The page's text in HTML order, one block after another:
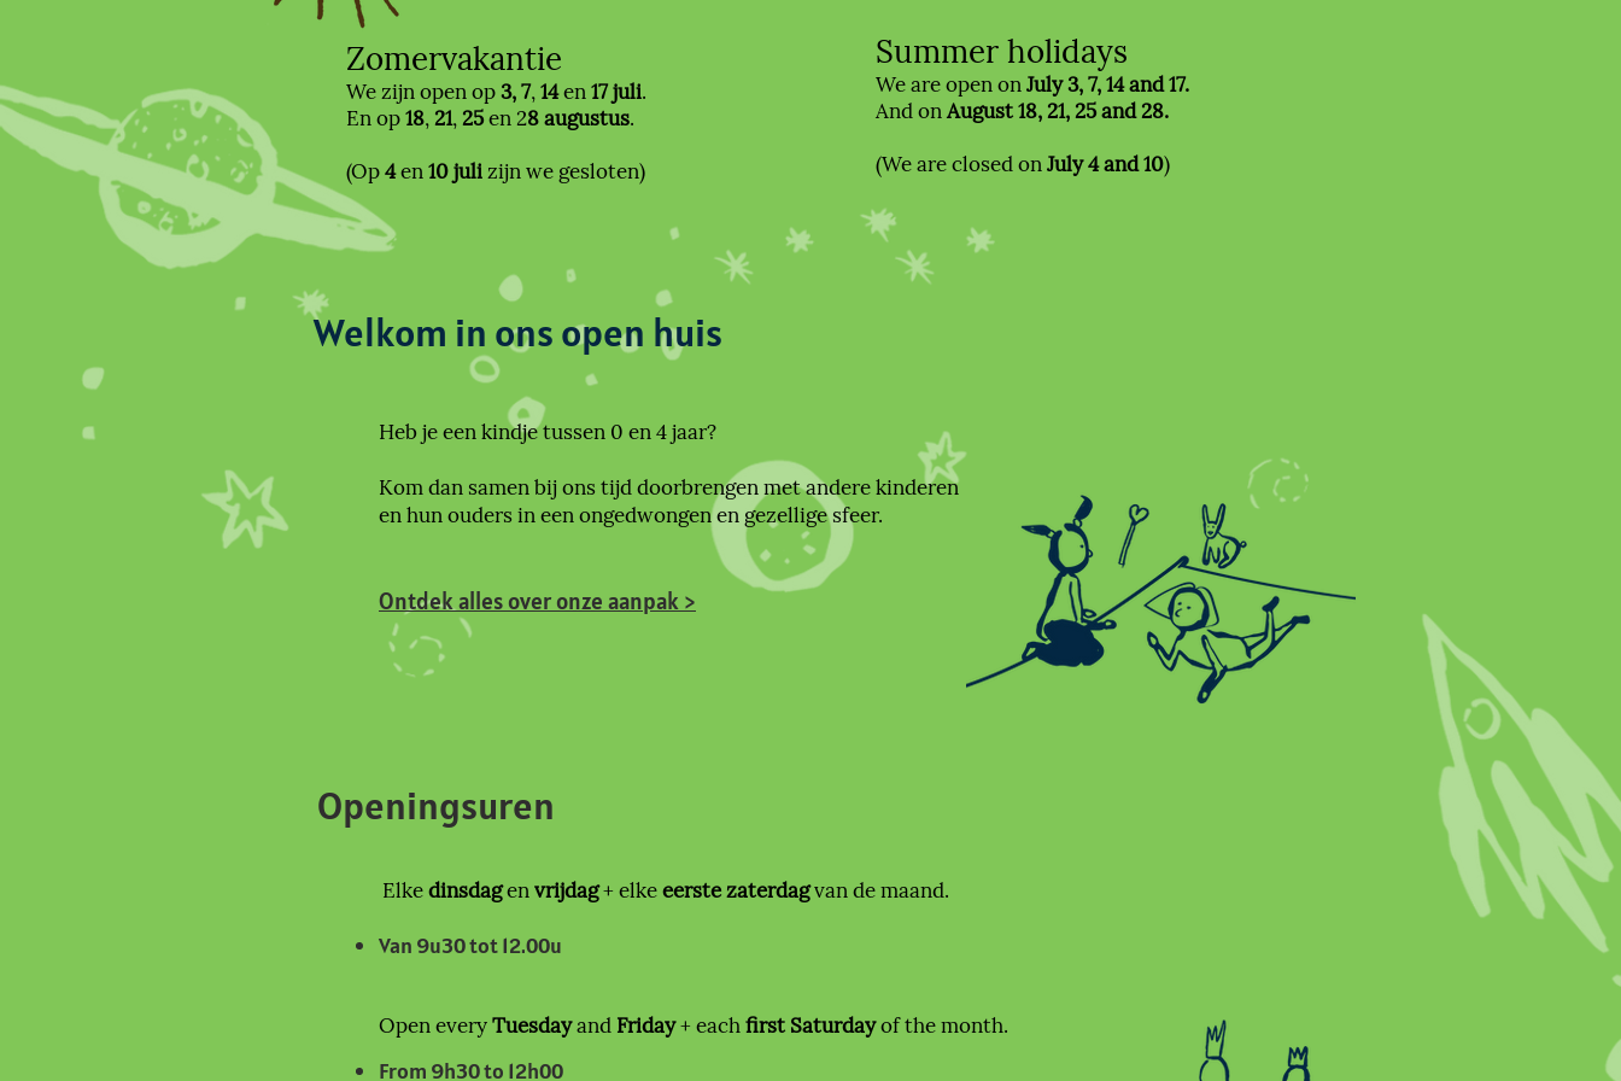
Zomervakantie
We zijn open op3,7,14en17 juli.
En op18,21,25en 28 augustus.
(Op4en10 julizijn we gesloten)
Summer holidays
We are open onJuly 3, 7, 14 and 17.
And onAugust 18, 21, 25 and 28.
(We are closed onJuly 4 and 10)
Heb je een kindje tussen 0 en 4 jaar?
Kom dan samen bij ons tijd doorbrengen met andere kinderen
en hun ouders in een ongedwongen en gezellige sfeer.
Ontdek alles over onze aanpak >
Welkom in ons open huis
Elkedinsdagenvrijdag+ elkeeerste zaterdagvan de maand.
Van 9u30 tot 12.00u
Open everyTuesdayand Friday+ eachfirst Saturdayof the month.
From 9h30 to 12h00
Openingsuren